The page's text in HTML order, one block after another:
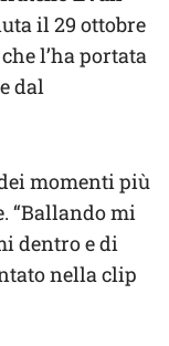
il 29 ottobre
l’ha portata
dal
momenti più
“Ballando mi
dentro e di
nella clip